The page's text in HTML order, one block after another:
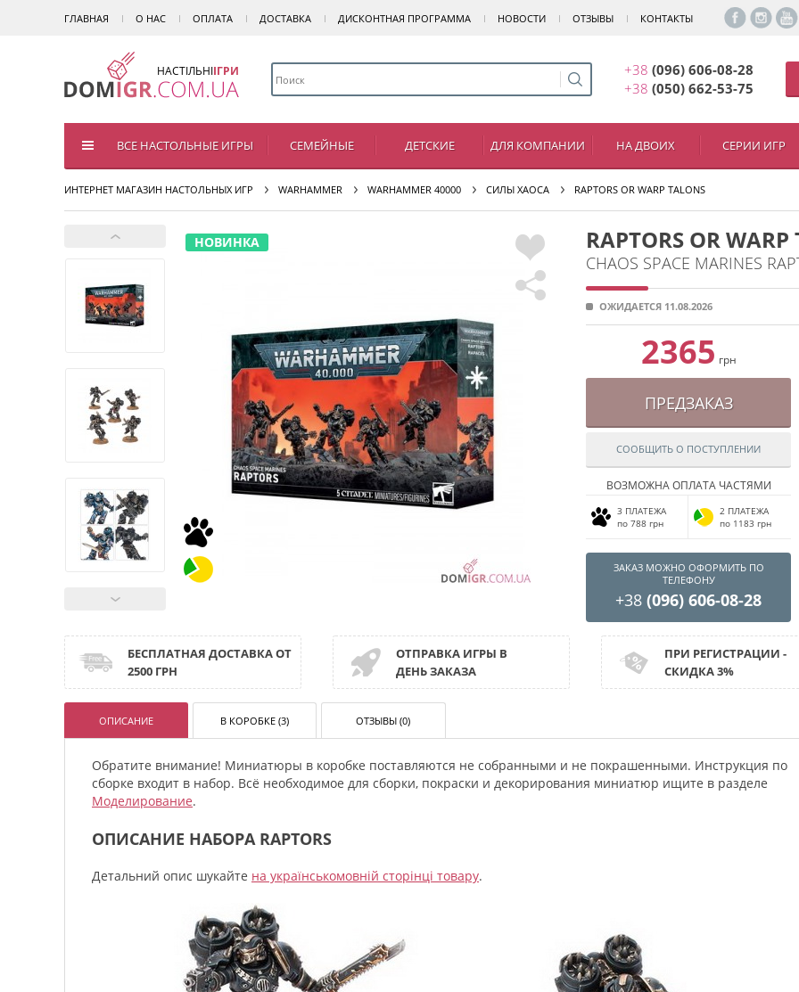
ГЛАВНАЯ О НАС ОПЛАТА ДОСТАВКА ДИСКОНТНАЯ ПРОГРАММА НОВОСТИ ОТЗЫВЫ КОНТАКТЫ
НАСТІЛЬНІІГРИ +38 (096) 606-08-28
+38 (050) 662-53-75
ВСЕ НАСТОЛЬНЫЕ ИГРЫ СЕМЕЙНЫЕ ДЕТСКИЕ ДЛЯ КОМПАНИИ НА ДВОИХ СЕРИИ ИГР
ИНТЕРНЕТ МАГАЗИН НАСТОЛЬНЫХ ИГР WARHAMMER WARHAMMER 40000 СИЛЫ ХАОСА RAPTORS OR WARP TALONS
НОВИНКА RAPTORS OR
CHAOS SPACE MARINES
ОЖИДАЕТСЯ 11.08.2026
2365 грн
ПРЕДЗАКАЗ
СООБЩИТЬ О ПОСТУПЛЕНИИ
ВОЗМОЖНА ОПЛАТА ЧАСТЯМИ
3 ПЛАТЕЖА
по 788 грн
2 ПЛАТЕЖА
по 1183 грн
ЗАКАЗ МОЖНО ОФОРМИТЬ ПО
ТЕЛЕФОНУ
+38 (096) 606-08-28
БЕСПЛАТНАЯ ДОСТАВКА ОТ
2500 ГРН
ОТПРАВКА ИГРЫ В
ДЕНЬ ЗАКАЗА
ПРИ РЕГИСТРАЦИИ -
СКИДКА 3%
ОПИСАНИЕ В КОРОБКЕ (3) ОТЗЫВЫ (0)
Обратите внимание! Миниатюры в коробке поставляются не собранными и не покрашенными. Инструкция по
сборке входит в набор. Всё необходимое для сборки, покраски и декорирования миниатюр ищите в разделе
Моделирование.
ОПИСАНИЕ НАБОРА RAPTORS
Детальний опис шукайте на українськомовній сторінці товару.